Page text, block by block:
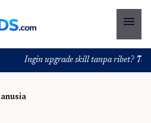
menu
Ingin upgrade skill tanpa ribet?